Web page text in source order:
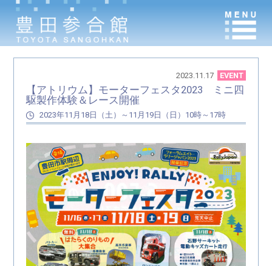
EVENT
2023.11.17
【アトリウム】モーターフェスタ2023 ミニ四
駆製作体験＆レース開催
2023年11月18日（土）～11月19日（日）10時～17時